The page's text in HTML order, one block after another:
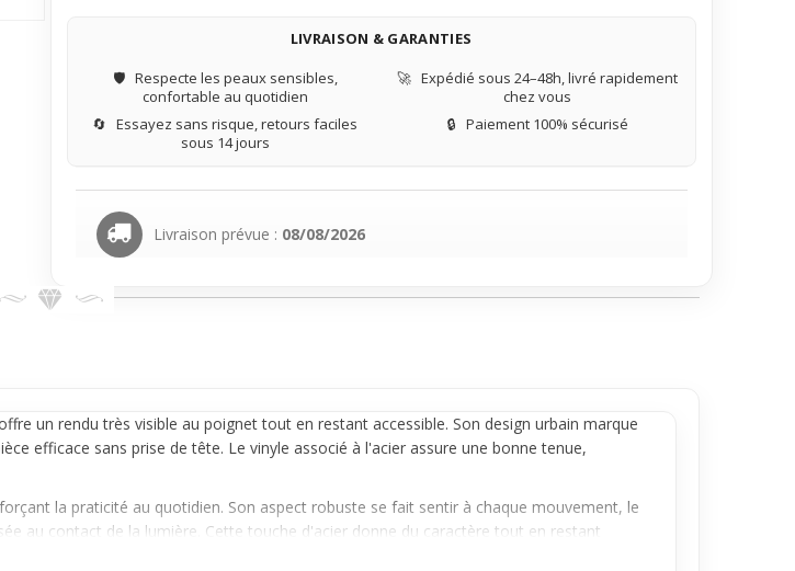
LIVRAISON & GARANTIES
🛡️ Respecte les peaux sensibles,
confortable au quotidien
🚀 Expédié sous 24–48h, livré rapidement
chez vous
🔄 Essayez sans risque, retours faciles
sous 14 jours
🔒 Paiement 100% sécurisé
Livraison prévue : 08/08/2026
un rendu très visible au poignet tout en restant accessible. Son design urbain marque
efficace sans prise de tête. Le vinyle associé à l'acier assure une bonne tenue,
la praticité au quotidien. Son aspect robuste se fait sentir à chaque mouvement, le
au contact de la lumière. Cette touche d'acier donne du caractère tout en restant